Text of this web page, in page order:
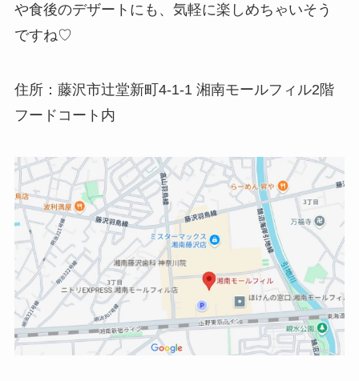
や食後のデザートにも、気軽に楽しめちゃいそう
ですね♡
住所：藤沢市辻堂新町4-1-1 湘南モールフィル2階
フードコート内